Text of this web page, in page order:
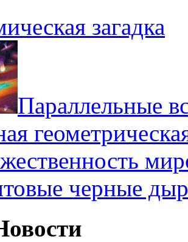
загадка
Параллельные
черные